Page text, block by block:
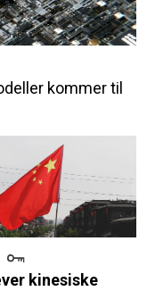
kommer til
kinesiske